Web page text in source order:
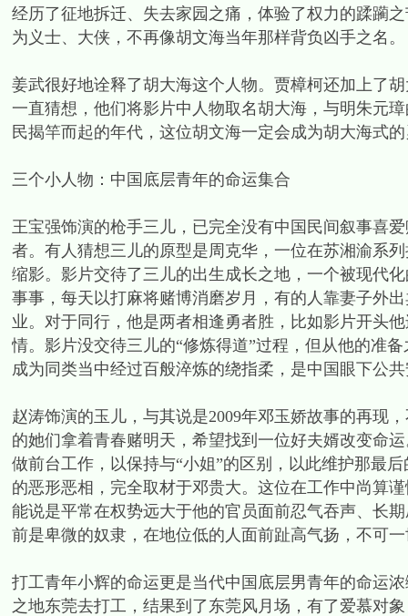
经历了征地拆迁、失去家园之痛，体验了权力的蹂躏
为义士、大侠，不再像胡文海当年那样背负凶手之名。
姜武很好地诠释了胡大海这个人物。贾樟柯还加上了
一直猜想，他们将影片中人物取名胡大海，与明朱元
民揭竿而起的年代，这位胡文海一定会成为胡大海式
三个小人物：中国底层青年的命运集合
王宝强饰演的枪手三儿，已完全没有中国民间叙事喜
者。有人猜想三儿的原型是周克华，一位在苏湘渝系
缩影。影片交待了三儿的出生成长之地，一个被现代
事事，每天以打麻将赌博消磨岁月，有的人靠妻子外
业。对于同行，他是两者相逢勇者胜，比如影片开头
情。影片没交待三儿的“修炼得道”过程，但从他的准
成为同类当中经过百般淬炼的绕指柔，是中国眼下公
赵涛饰演的玉儿，与其说是2009年邓玉娇故事的再现
的她们拿着青春赌明天，希望找到一位好夫婿改变命
做前台工作，以保持与“小姐”的区别，以此维护那最
的恶形恶相，完全取材于邓贵大。这位在工作中尚算
能说是平常在权势远大于他的官员面前忍气吞声、长
前是卑微的奴隶，在地位低的人面前趾高气扬，不可
打工青年小辉的命运更是当代中国底层男青年的命运
之地东莞去打工，结果到了东莞风月场，有了爱慕对